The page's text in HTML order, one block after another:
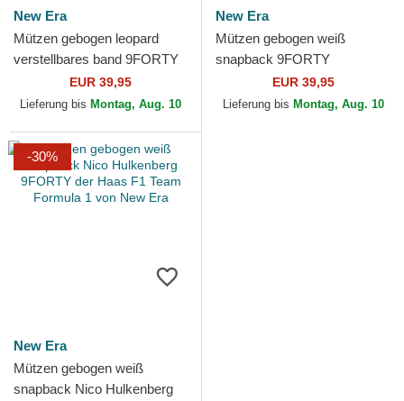
New Era
Mützen gebogen leopard
verstellbares band 9FORTY
M-Crown der Racing Bulls F1
Team Formula 1 von...
EUR 39,95
Lieferung bis Montag, Aug. 10
New Era
Mützen gebogen weiß
snapback 9FORTY
Checkerboard der Racing
Bulls F1 Team Formula 1 von
EUR 39,95
Lieferung bis Montag, Aug. 10
-30%
New Era
Mützen gebogen weiß
snapback Nico Hulkenberg